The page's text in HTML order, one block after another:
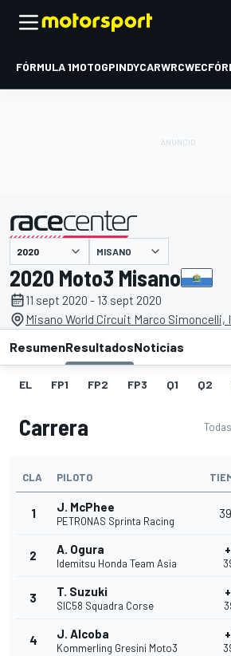
FÓRMULA 1MOTOGPINDYCARWRCWEC
presentado por MISANO
2020 Moto3 Misano
11 sept 2020 - 13 sept 2020
Misano World Circuit Marco Simoncelli,
ResumenResultadosNoticias
EL FP1 FP2 FP3 Q1 Q2
Carrera
CLA PILOTO
1 J. McPhee
PETRONAS Sprinta Racing
2 A. Ogura
Idemitsu Honda Team Asia
3 T. Suzuki
SIC58 Squadra Corse
4 J. Alcoba
Kommerling Gresini Moto3